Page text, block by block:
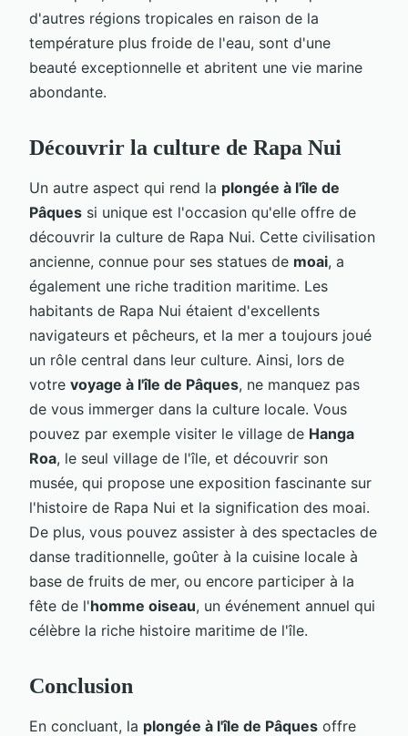
d'autres régions tropicales en raison de la
température plus froide de l'eau, sont d'une
beauté exceptionnelle et abritent une vie marine
abondante.
Découvrir la culture de Rapa Nui
Un autre aspect qui rend la plongée à l'île de
Pâques si unique est l'occasion qu'elle offre de
découvrir la culture de Rapa Nui. Cette civilisation
ancienne, connue pour ses statues de moai, a
également une riche tradition maritime. Les
habitants de Rapa Nui étaient d'excellents
navigateurs et pêcheurs, et la mer a toujours joué
un rôle central dans leur culture. Ainsi, lors de
votre voyage à l'île de Pâques, ne manquez pas
de vous immerger dans la culture locale. Vous
pouvez par exemple visiter le village de Hanga
Roa, le seul village de l'île, et découvrir son
musée, qui propose une exposition fascinante sur
l'histoire de Rapa Nui et la signification des moai.
De plus, vous pouvez assister à des spectacles de
danse traditionnelle, goûter à la cuisine locale à
base de fruits de mer, ou encore participer à la
fête de l'homme oiseau, un événement annuel qui
célèbre la riche histoire maritime de l'île.
Conclusion
En concluant, la plongée à l'île de Pâques offre